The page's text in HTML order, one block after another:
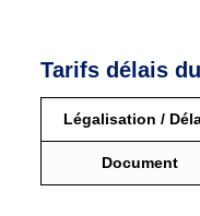
Tarifs délais
Légalisation /
Document